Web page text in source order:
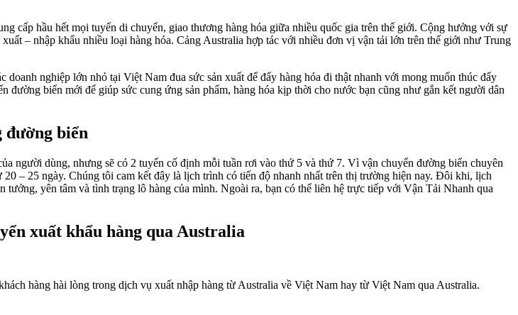
cấp hầu hết mọi tuyến di chuyển, giao thương hàng hóa giữa nhiều quốc gia trên thế giới. Cộng hưởng với sự
– nhập khẩu nhiều loại hàng hóa. Cảng Australia hợp tác với nhiều đơn vị vận tải lớn trên thế giới như Trung
nghiệp lớn nhỏ tại Việt Nam đua sức sản xuất để đẩy hàng hóa đi thật nhanh với mong muốn thúc đẩy
biển mới để giúp sức cung ứng sản phẩm, hàng hóa kịp thời cho nước bạn cũng như gắn kết người dân
biển
người dùng, nhưng sẽ có 2 tuyến cố định mỗi tuần rơi vào thứ 5 và thứ 7. Vì vận chuyển đường biển chuyên
– 25 ngày. Chúng tôi cam kết đây là lịch trình có tiến độ nhanh nhất trên thị trường hiện nay. Đôi khi, lịch
yên tâm và tình trạng lô hàng của mình. Ngoài ra, bạn có thể liên hệ trực tiếp với Vận Tải Nhanh qua
xuất khẩu hàng qua Australia
hàng hài lòng trong dịch vụ xuất nhập hàng từ Australia về Việt Nam hay từ Việt Nam qua Australia.